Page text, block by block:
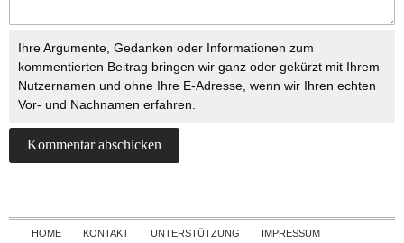
Ihre Argumente, Gedanken oder Informationen zum
kommentierten Beitrag bringen wir ganz oder gekürzt mit Ihrem
Nutzernamen und ohne Ihre E-Adresse, wenn wir Ihren echten
Vor- und Nachnamen erfahren.
Skip to content
HOME KONTAKT UNTERSTÜTZUNG IMPRESSUM